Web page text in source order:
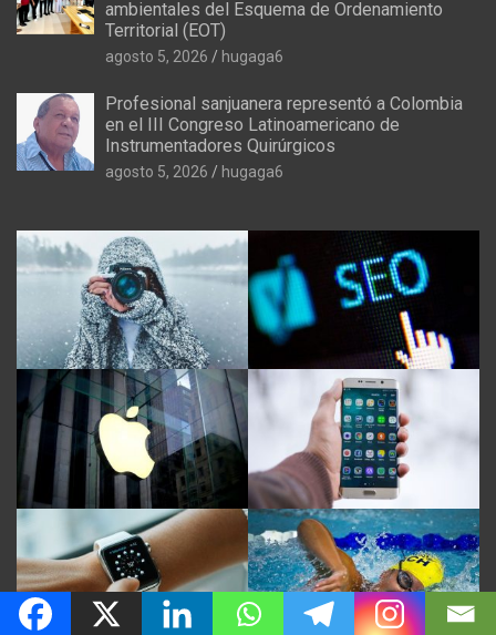
ambientales del Esquema de Ordenamiento
Territorial (EOT)
agosto 5, 2026 hugaga6
Profesional sanjuanera representó a Colombia
en el III Congreso Latinoamericano de
Instrumentadores Quirúrgicos
agosto 5, 2026 hugaga6